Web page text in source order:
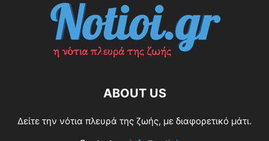
ABOUT US
Δείτε την νότια πλευρά της ζωής, με διαφορετικό μάτι.